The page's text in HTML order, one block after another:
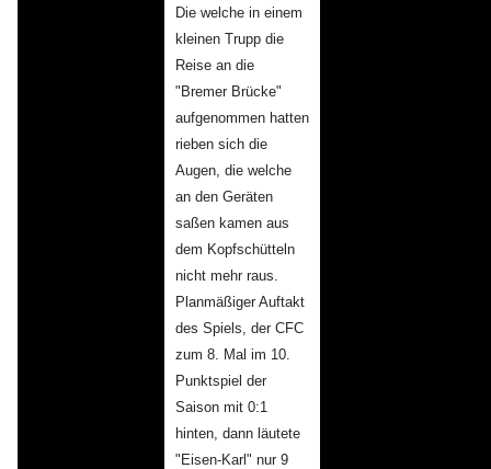
Die welche in einem
kleinen Trupp die
Reise an die
"Bremer Brücke"
aufgenommen hatten
rieben sich die
Augen, die welche
an den Geräten
saßen kamen aus
dem Kopfschütteln
nicht mehr raus.
Planmäßiger Auftakt
des Spiels, der CFC
zum 8. Mal im 10.
Punktspiel der
Saison mit 0:1
hinten, dann läutete
"Eisen-Karl" nur 9